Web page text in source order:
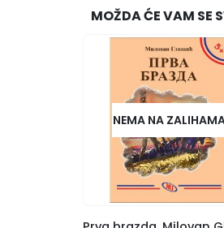
MOŽDA ĆE VAM SE
NEMA NA